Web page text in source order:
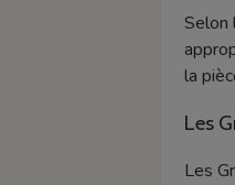
Selon
la
Les
Les